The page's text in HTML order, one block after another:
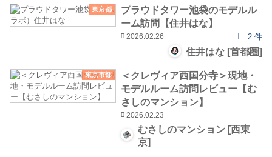
東京都
プラウドタワー池袋のモデルル
ーム訪問【住井はな】
2026.02.26 2 件
住井はな [首都圏]
東京市部
＜クレヴィア西国分寺＞現地・
モデルルーム訪問レビュー【む
さしのマンション】
2026.02.23
むさしのマンション [西東
京]